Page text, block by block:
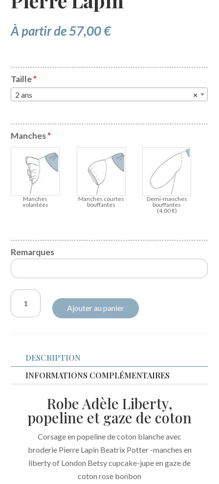
À partir de57,00€
Taille*
×
2 ans
Manches*
Manches
volantées
Manches courtes
bouffantes
Demi-manches
bouffantes
(4,00€)
Remarques
quantité
Betsy
cupcake
coton
broderie
Pierre
Ajouter au panier
DESCRIPTION
INFORMATIONS COMPLÉMENTAIRES
Robe Adèle Liberty,
popeline et gaze de coton
Corsage en popeline de coton blanche avec
broderie Pierre Lapin Beatrix Potter -manches en
liberty of London Betsy cupcake-jupe en gaze de
coton rose bonbon